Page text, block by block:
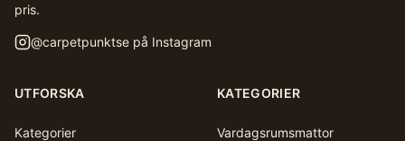
pris.
@carpetpunktse på Instagram
UTFORSKA
Kategorier
KATEGORIER
Vardagsrumsmattor